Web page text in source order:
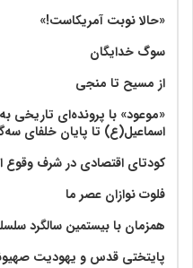
«حالا نوبت آمریکاست!»
سوگ خدایگان
از مسیح تا منجی
«موعود» با پرونده‌ای
اسماعیل(ع) تا پایان خلفای
کودتای اقتصادی در شرف
فلوت نوازان عصر ما
همزمان با بیستمین سالگرد
پایتختی قدس و یهودیت